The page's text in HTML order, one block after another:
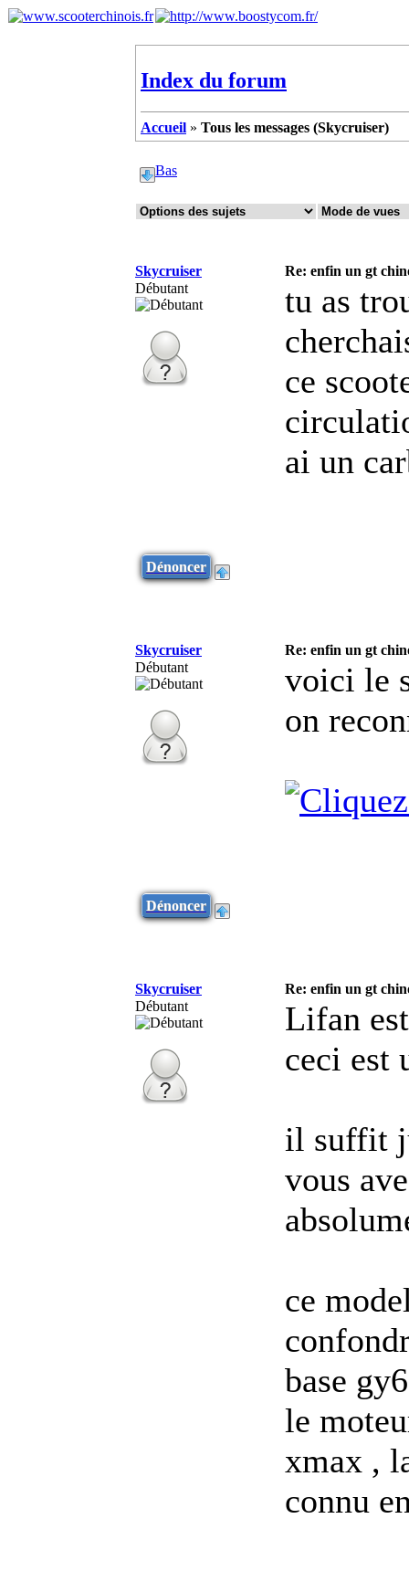
Index du forum
Accueil » Tous les messages (Skycruiser)
Bas
Skycruiser
Re: enfin un gt
Débutant
tu as
ce
ai un
Dénoncer
Skycruiser
Re: enfin un gt
Débutant
voici le
on
Dénoncer
Skycruiser
Re: enfin un gt
Débutant
Lifan
ceci est
il suffit
vous
ce
base
le
xmax ,
connu